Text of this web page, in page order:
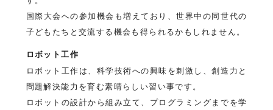
国際大会への参加機会も増えており、世界中の同世代の
子どもたちと交流する機会も得られるかもしれません。
ロボット工作
ロボット工作は、科学技術への興味を刺激し、創造力と
問題解決能力を育む素晴らしい習い事です。
ロボットの設計から組み立て、プログラミングまでを学